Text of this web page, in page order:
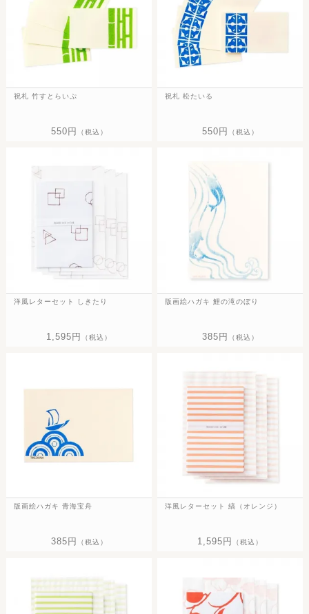
祝札 竹すとらいぷ
550円 （税込）
祝札 松たいる
550円 （税込）
洋風レターセット しきたり
1,595円 （税込）
版画絵ハガキ 鯉の滝のぼり
385円 （税込）
版画絵ハガキ 青海宝舟
385円 （税込）
洋風レターセット 縞（オレンジ）
1,595円 （税込）